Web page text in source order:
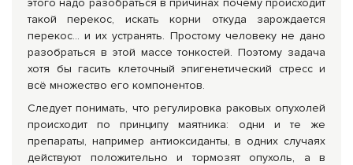
этого надо разобраться в причинах почему происходит
такой перекос, искать корни откуда зарождается
перекос… и их устранять. Простому человеку не дано
разобраться в этой массе тонкостей. Поэтому задача
хотя бы гасить клеточный эпигенетический стресс и
всё множество его компонентов.
Следует понимать, что регулировка раковых опухолей
происходит по принципу маятника: одни и те же
препараты, например антиоксиданты, в одних случаях
действуют положительно и тормозят опухоль, а в